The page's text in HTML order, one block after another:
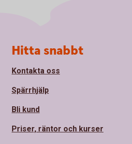
Sidfot
Hitta snabbt
Kontakta oss
Spärrhjälp
Bli kund
Priser, räntor och kurser